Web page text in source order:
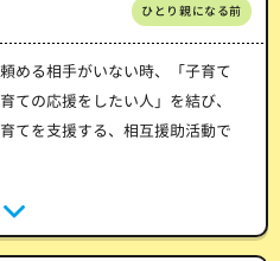
ひとり親になる前
める相手がいない時、「子育て
ての応援をしたい人」を結び、
てを支援する、相互援助活動で